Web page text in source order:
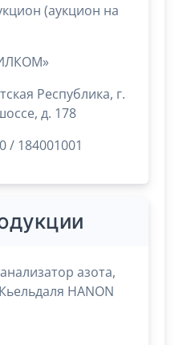
(аукцион на
Республика, г.
д. 178
/ 184001001
азота,
HANON